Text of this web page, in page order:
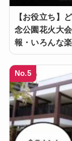
【お役立ち】
念公園花火大
報・いろんな
No.5